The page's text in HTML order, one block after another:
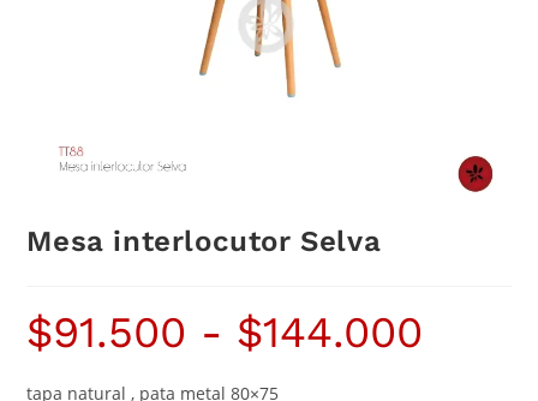
Mesa interlocutor Selva
$91.500 - $144.000
tapa natural , pata metal 80×75